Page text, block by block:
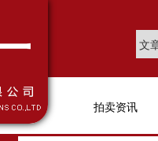
拍卖资讯